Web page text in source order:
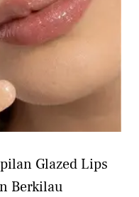
Glazed Lips
Berkilau